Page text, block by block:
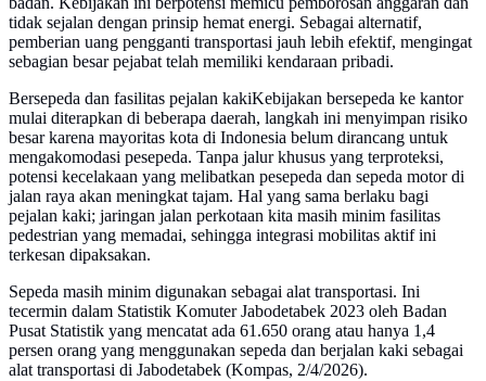
tidak sejalan dengan prinsip hemat energi. Sebagai alternatif,
pemberian uang pengganti transportasi jauh lebih efektif, mengingat
sebagian besar pejabat telah memiliki kendaraan pribadi.
Bersepeda dan fasilitas pejalan kakiKebijakan bersepeda ke kantor
mulai diterapkan di beberapa daerah, langkah ini menyimpan risiko
besar karena mayoritas kota di Indonesia belum dirancang untuk
mengakomodasi pesepeda. Tanpa jalur khusus yang terproteksi,
potensi kecelakaan yang melibatkan pesepeda dan sepeda motor di
jalan raya akan meningkat tajam. Hal yang sama berlaku bagi
pejalan kaki; jaringan jalan perkotaan kita masih minim fasilitas
pedestrian yang memadai, sehingga integrasi mobilitas aktif ini
terkesan dipaksakan.
Sepeda masih minim digunakan sebagai alat transportasi. Ini
tecermin dalam Statistik Komuter Jabodetabek 2023 oleh Badan
Pusat Statistik yang mencatat ada 61.650 orang atau hanya 1,4
persen orang yang menggunakan sepeda dan berjalan kaki sebagai
alat transportasi di Jabodetabek (Kompas, 2/4/2026).